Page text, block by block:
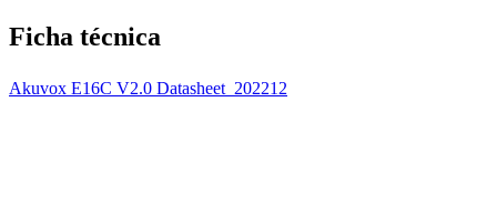
Ficha técnica
Akuvox E16C V2.0 Datasheet_202212